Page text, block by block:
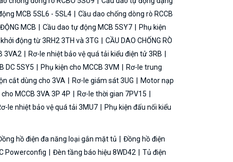
MCB 5SL6 - 5SL4
Cầu dao chống dòng rò RCCB
MCB Cầu dao tự động MCB 5SY7
Phụ kiện
động từ 3RH2 3TH và 3TG
CẦU DAO CHỐNG RÒ
3VA2
Rơ-le nhiệt bảo vệ quá tải kiểu điện tử 3RB
DC 5SY5 Phụ kiện cho MCCB 3VM
Rơ-le trung
cắt dùng cho 3VA Rơ-le giám sát 3UG
Motor nạp
MCCB 3VA 3P 4P
Rơ-le thời gian 7PV15
le nhiệt bảo vệ quá tải 3MU7
Phụ kiện đấu nối kiểu
hồ điện đa năng loại gắn mặt tủ
Đồng hồ điện
Powerconfig Đèn tầng báo hiệu 8WD42
Tủ điện